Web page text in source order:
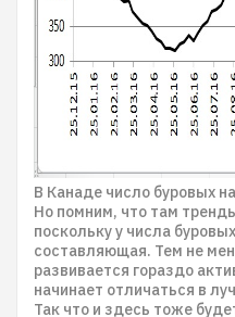
В Канаде число буровых
Но помним, что там
поскольку у числа
составляющая. Тем не
развивается гораздо
начинает отличаться в
Так что и здесь тоже